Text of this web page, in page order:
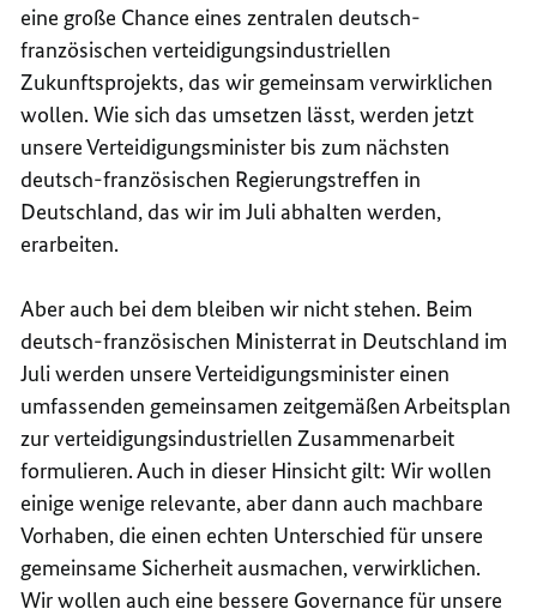
eine große Chance eines zentralen deutsch-
französischen verteidigungsindustriellen
Zukunftsprojekts, das wir gemeinsam verwirklichen
wollen. Wie sich das umsetzen lässt, werden jetzt
unsere Verteidigungsminister bis zum nächsten
deutsch-französischen Regierungstreffen in
Deutschland, das wir im Juli abhalten werden,
erarbeiten.
Aber auch bei dem bleiben wir nicht stehen. Beim
deutsch-französischen Ministerrat in Deutschland im
Juli werden unsere Verteidigungsminister einen
umfassenden gemeinsamen zeitgemäßen Arbeitsplan
zur verteidigungsindustriellen Zusammenarbeit
formulieren. Auch in dieser Hinsicht gilt: Wir wollen
einige wenige relevante, aber dann auch machbare
Vorhaben, die einen echten Unterschied für unsere
gemeinsame Sicherheit ausmachen, verwirklichen.
Wir wollen auch eine bessere Governancefür unsere